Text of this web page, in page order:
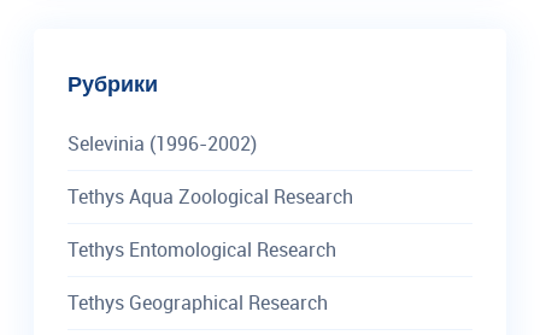
Рубрики
Selevinia (1996-2002)
Tethys Aqua Zoological Research
Tethys Entomological Research
Tethys Geographical Research